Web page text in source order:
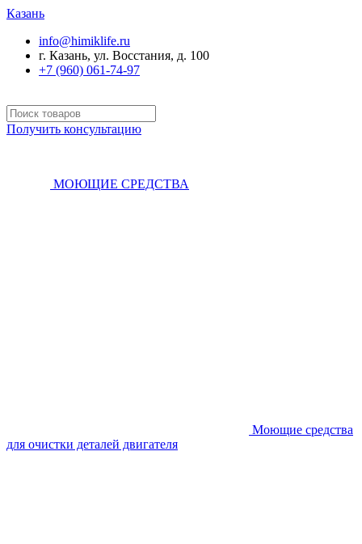
Казань
info@himiklife.ru
г. Казань, ул. Восстания, д. 100
+7 (960) 061-74-97
Получить консультацию
МОЮЩИЕ СРЕДСТВА
Моющие средства
для очистки деталей двигателя